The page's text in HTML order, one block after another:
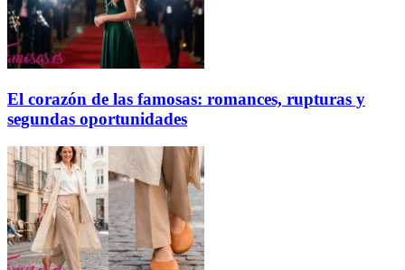
El corazón de las famosas: romances, rupturas y
segundas oportunidades